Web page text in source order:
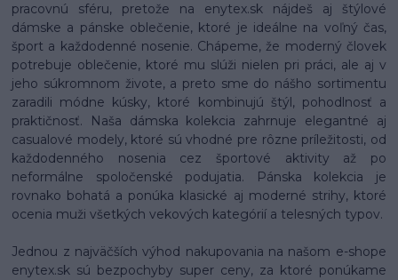
pracovnú sféru, pretože na enytex.sk nájdeš aj štýlové
dámske a pánske oblečenie, ktoré je ideálne na voľný čas,
šport a každodenné nosenie. Chápeme, že moderný človek
potrebuje oblečenie, ktoré mu slúži nielen pri práci, ale aj v
jeho súkromnom živote, a preto sme do nášho sortimentu
zaradili módne kúsky, ktoré kombinujú štýl, pohodlnosť a
praktičnosť. Naša dámska kolekcia zahrnuje elegantné aj
casualové modely, ktoré sú vhodné pre rôzne príležitosti, od
každodenného nosenia cez športové aktivity až po
neformálne spoločenské podujatia. Pánska kolekcia je
rovnako bohatá a ponúka klasické aj moderné strihy, ktoré
ocenia muži všetkých vekových kategórií a telesných typov.
Jednou z najväčších výhod nakupovania na našom e-shope
enytex.sk sú bezpochyby super ceny, za ktoré ponúkame